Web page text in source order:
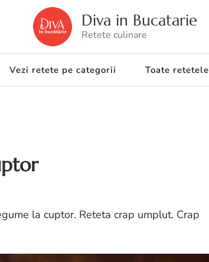
Diva in Bucatarie
Retete culinare
Vezi retete pe categorii Toate retetele
la cuptor. Reteta crap umplut. Crap